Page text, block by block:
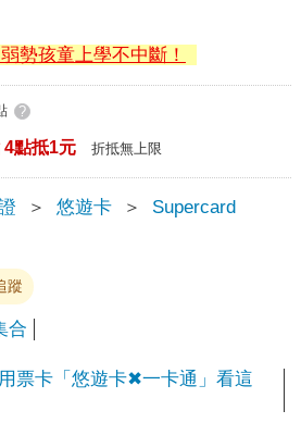
勢孩童上學不中斷！
?
4點抵1元 折抵無上限
＞ 悠遊卡 ＞ Supercard
蹤
合
票卡「悠遊卡✖一卡通」看這